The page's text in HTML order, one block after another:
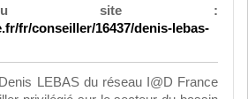
du site :
fr/conseiller/16437/denis-lebas-
LEBAS du réseau I@D France